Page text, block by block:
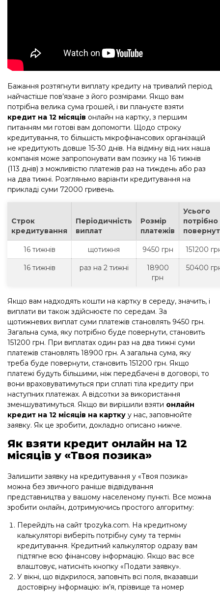
Бажання розтягнути виплату кредиту на тривалий період
найчастіше пов’язане з його розмірами. Якщо вам
потрібна велика сума грошей, і ви плануєте взяти
кредит на 12 місяців онлайн на картку, з першим
питанням ми готові вам допомогти. Щодо строку
кредитування, то більшість мікрофінансових організацій
не кредитують довше 15-30 днів. На відміну від них наша
компанія може запропонувати вам позику на 16 тижнів
(113 днів) з можливістю платежів раз на тиждень або раз
на два тижні. Розгляньмо варіанти кредитування на
прикладі суми 72000 гривень.
Строк
кредитування
Періодичність
виплат
Розмір
платежів
Усього
потрібно
16 тижнів щотижня 9450 грн 151200
16 тижнів раз на 2 тижні
18900
грн
50400
Якщо вам надходять кошти на картку в середу, значить, і
виплати ви також здійснюєте по середам. За
щотижневих виплат суми платежів становлять 9450 грн.
Загальна сума, яку потрібно буде повернути, становить
151200 грн. При виплатах один раз на два тижні суми
платежів становлять 18900 грн. А загальна сума, яку
треба буде повернути, становить 151200 грн. Якщо
платежі будуть більшими, ніж передбачені в договорі, то
вони враховуватимуться при сплаті тіла кредиту при
наступних платежах. А відсотки за використання
зменшуватимуться. Якщо ви вирішили взяти онлайн
кредит на 12 місяців на картку у нас, заповнюйте
заявку. Як це зробити, докладно описано нижче.
Як взяти кредит онлайн на 12
місяців у «Твоя позика»
Залишити заявку на кредитування у «Твоя позика»
можна без звичного раніше відвідування
представництва у вашому населеному пункті. Все можна
зробити онлайн, дотримуючись простого алгоритму:
Перейдіть на сайт tpozyka.com. На кредитному
калькуляторі виберіть потрібну суму та термін
кредитування. Кредитний калькулятор одразу вам
підтягне всю фінансову інформацію. Якщо вас все
влаштовує, натисніть кнопку «Подати заявку».
У вікні, що відкрилося, заповніть всі поля, вказавши
достовірну інформацію: ім’я, прізвище та номер